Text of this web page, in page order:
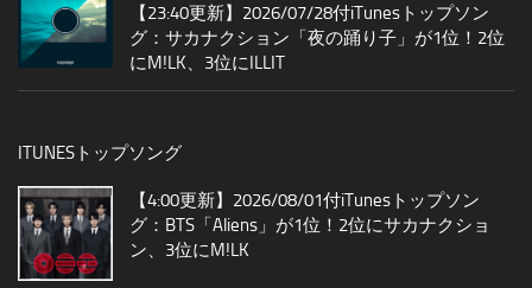
【23:40更新】2026/07/28付iTunesトップソン
グ：サカナクション「夜の踊り子」が1位！2位
にM!LK、3位にILLIT
ITUNESトップソング
【4:00更新】2026/08/01付iTunesトップソン
グ：BTS「Aliens」が1位！2位にサカナクショ
ン、3位にM!LK